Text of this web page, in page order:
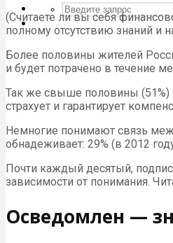
(Считаете ли вы себя
полному отсутствию знаний
Более половины жителей
и будет потрачено в течение
Так же свыше половины (51%)
страхует и гарантирует
Немногие понимают связь
обнадеживает: 29% (в 2012
Почти каждый десятый,
зависимости от понимания.
Осведомлен —